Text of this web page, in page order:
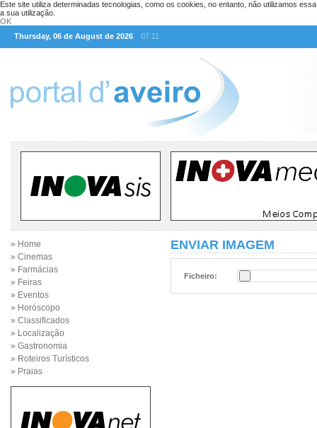
Este site utiliza determinadas tecnologias, como os cookies, no entanto, não utilizamos
a sua utilização.
OK
Thursday, 06 de August de 2026
07:11
» Home
» Cinemas
» Farmácias
» Feiras
» Eventos
» Horóscopo
» Classificados
» Localização
» Gastronomia
» Roteiros Turísticos
» Praias
ENVIAR IMAGEM
Ficheiro: